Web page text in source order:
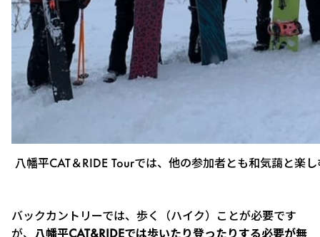
八幡平CAT＆RIDE Tourでは、他の参加者とも和気藹と楽
バックカントリーでは、歩く（ハイク）ことが必要です
が、 八幡平CAT&RIDEでは歩いたり登ったりする必要が無